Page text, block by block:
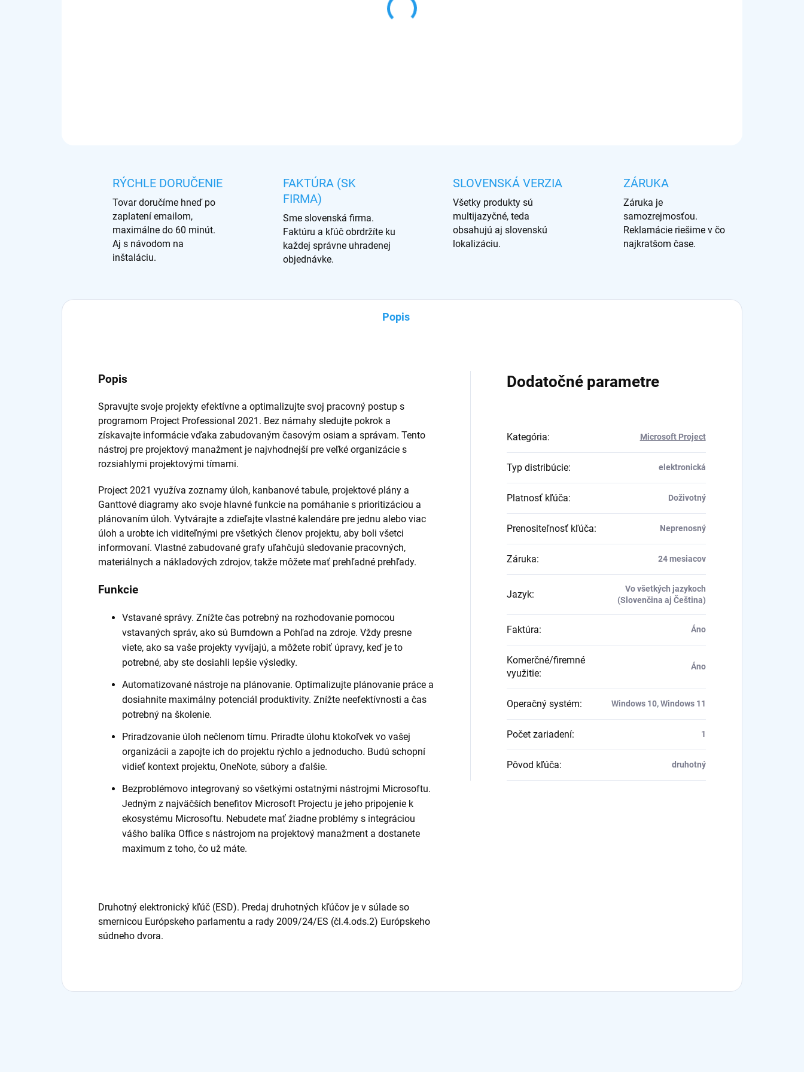
RÝCHLE DORUČENIE
Tovar doručíme hneď po
zaplatení emailom,
maximálne do 60 minút.
Aj s návodom na
inštaláciu.
FAKTÚRA (SK
FIRMA)
Sme slovenská firma.
Faktúru a kľúč obrdržíte ku
každej správne uhradenej
objednávke.
SLOVENSKÁ VERZIA
Všetky produkty sú
multijazyčné, teda
obsahujú aj slovenskú
lokalizáciu.
ZÁRUKA
Záruka je
samozrejmosťou.
Reklamácie riešime v čo
najkratšom čase.
Popis
Popis
Spravujte svoje projekty efektívne a optimalizujte svoj pracovný postup s
programom Project Professional 2021. Bez námahy sledujte pokrok a
získavajte informácie vďaka zabudovaným časovým osiam a správam. Tento
nástroj pre projektový manažment je najvhodnejší pre veľké organizácie s
rozsiahlymi projektovými tímami.
Project 2021 využíva zoznamy úloh, kanbanové tabule, projektové plány a
Ganttové diagramy ako svoje hlavné funkcie na pomáhanie s prioritizáciou a
plánovaním úloh. Vytvárajte a zdieľajte vlastné kalendáre pre jednu alebo viac
úloh a urobte ich viditeľnými pre všetkých členov projektu, aby boli všetci
informovaní. Vlastné zabudované grafy uľahčujú sledovanie pracovných,
materiálnych a nákladových zdrojov, takže môžete mať prehľadné prehľady.
Funkcie
Vstavané správy. Znížte čas potrebný na rozhodovanie pomocou
vstavaných správ, ako sú Burndown a Pohľad na zdroje. Vždy presne
viete, ako sa vaše projekty vyvíjajú, a môžete robiť úpravy, keď je to
potrebné, aby ste dosiahli lepšie výsledky.
Automatizované nástroje na plánovanie. Optimalizujte plánovanie práce a
dosiahnite maximálny potenciál produktivity. Znížte neefektívnosti a čas
potrebný na školenie.
Priradzovanie úloh nečlenom tímu. Priradte úlohu ktokoľvek vo vašej
organizácii a zapojte ich do projektu rýchlo a jednoducho. Budú schopní
vidieť kontext projektu, OneNote, súbory a ďalšie.
Bezproblémovo integrovaný so všetkými ostatnými nástrojmi Microsoftu.
Jedným z najväčších benefitov Microsoft Projectu je jeho pripojenie k
ekosystému Microsoftu. Nebudete mať žiadne problémy s integráciou
vášho balíka Office s nástrojom na projektový manažment a dostanete
maximum z toho, čo už máte.
Druhotný elektronický kľúč (ESD). Predaj druhotných kľúčov je v súlade so
smernicou Európskeho parlamentu a rady 2009/24/ES (čl.4.ods.2) Európskeho
súdneho dvora.
Dodatočné parametre
Kategória: Microsoft Project
Typ distribúcie: elektronická
Platnosť kľúča: Doživotný
Prenositeľnosť kľúča: Neprenosný
Záruka: 24 mesiacov
Jazyk:
Vo všetkých jazykoch
(Slovenčina aj Čeština)
Faktúra: Áno
Komerčné/firemné
využitie:
Áno
Operačný systém: Windows 10, Windows 11
Počet zariadení: 1
Pôvod kľúča: druhotný